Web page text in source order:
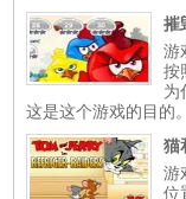
摧
游
按
为
这是这个游戏的目的。
猫
游
位